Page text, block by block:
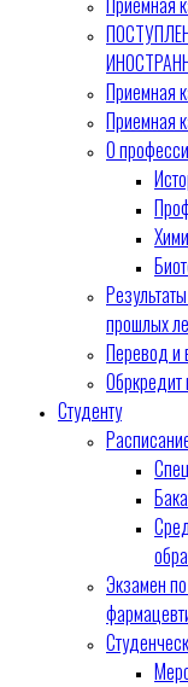
Приемная
Приемная
О
прошлых
Перевод и
Студенту
Экзамен